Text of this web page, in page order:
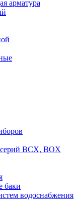
арматура
BCX, BOX
баки
водоснабжения